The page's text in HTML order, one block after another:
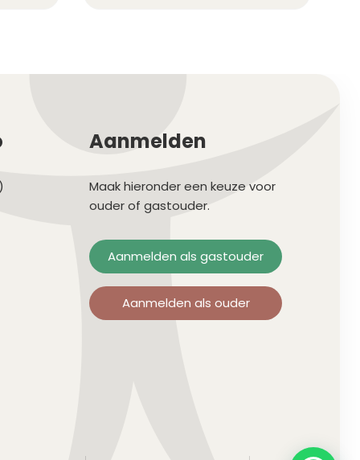
Aanmelden
Maak hieronder een keuze voor
ouder of gastouder.
Aanmelden als gastouder
Aanmelden als ouder